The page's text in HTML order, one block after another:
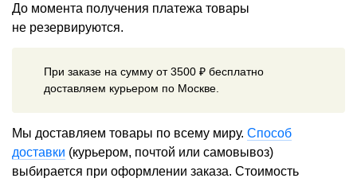
До момента получения платежа товары
не резервируются.
При заказе на сумму от 3500 ₽ бесплатно
доставляем курьером по Москве.
Мы доставляем товары по всему миру. Способ
доставки (курьером, почтой или самовывоз)
выбирается при оформлении заказа. Стоимость